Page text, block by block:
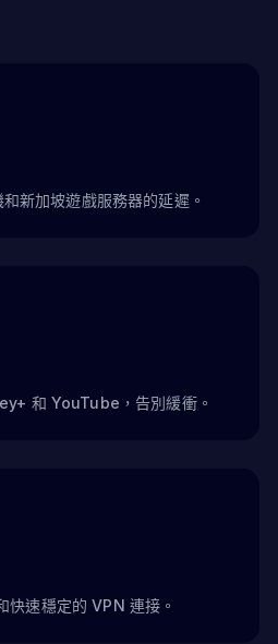
新加坡遊戲服務器的延遲。
和 YouTube，告別緩衝。
速穩定的 VPN 連接。